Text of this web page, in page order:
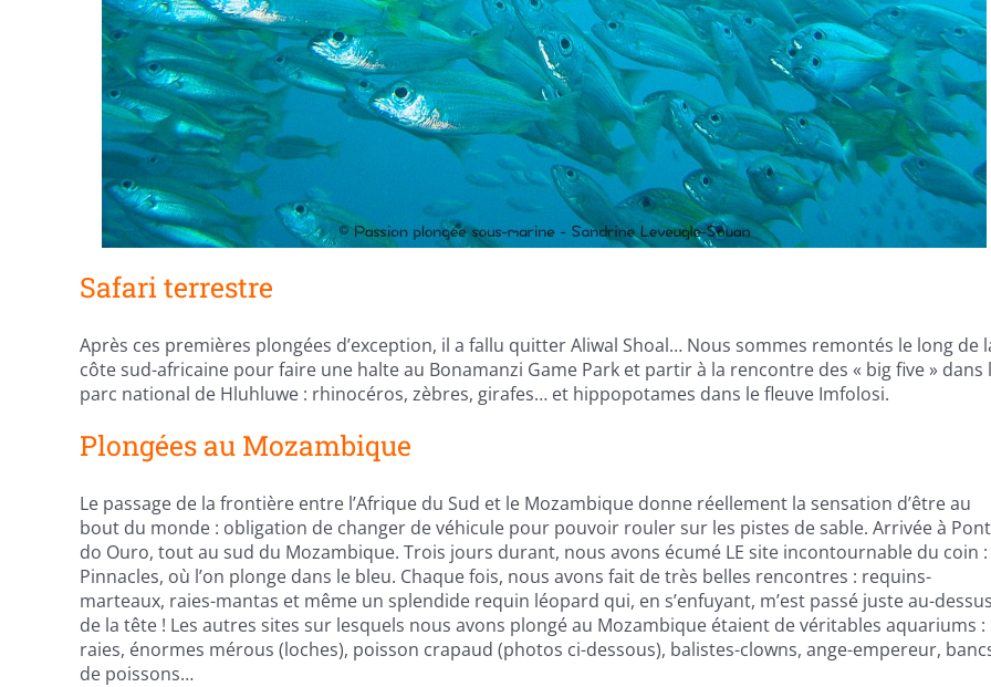
Safari terrestre
Après ces premières plongées d’exception, il a fallu quitter Aliwal Shoal… Nous sommes remontés le long de
côte sud-africaine pour faire une halte au Bonamanzi Game Park et partir à la rencontre des « big five » dans
parc national de Hluhluwe : rhinocéros, zèbres, girafes… et hippopotames dans le fleuve Imfolosi.
Plongées au Mozambique
Le passage de la frontière entre l’Afrique du Sud et le Mozambique donne réellement la sensation d’être au
bout du monde : obligation de changer de véhicule pour pouvoir rouler sur les pistes de sable. Arrivée à
do Ouro, tout au sud du Mozambique. Trois jours durant, nous avons écumé LE site incontournable du coin :
Pinnacles, où l’on plonge dans le bleu. Chaque fois, nous avons fait de très belles rencontres : requins-
marteaux, raies-mantas et même un splendide requin léopard qui, en s’enfuyant, m’est passé juste au-
de la tête ! Les autres sites sur lesquels nous avons plongé au Mozambique étaient de véritables aquariums :
raies, énormes mérous (loches), poisson crapaud (photos ci-dessous), balistes-clowns, ange-empereur,
de poissons…